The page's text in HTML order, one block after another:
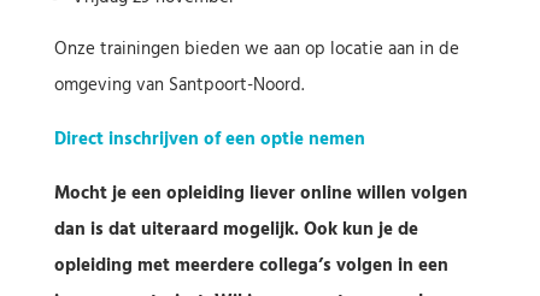
Onze trainingen bieden we aan op locatie aan in de
omgeving van Santpoort-Noord.
Direct inschrijven of een optie nemen
Mocht je een opleiding liever online willen volgen
dan is dat uiteraard mogelijk. Ook kun je de
opleiding met meerdere collega’s volgen in een